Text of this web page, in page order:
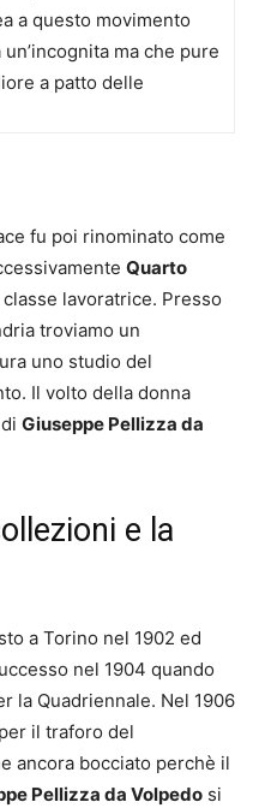
a questo movimento
ma che pure
a patto delle
fu poi rinominato come
Quarto
lavoratrice. Presso
troviamo un
uno studio del
Il volto della donna
Giuseppe Pellizza da
e la
a Torino nel 1902 ed
nel 1904 quando
la Quadriennale. Nel 1906
il traforo del
ancora bocciato perchè il
Pellizza da Volpedo si